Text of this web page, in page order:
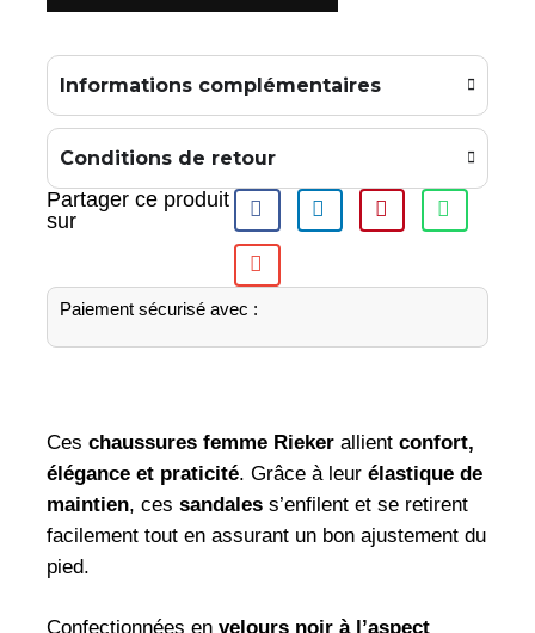
Informations complémentaires
Conditions de retour
Partager ce produit
sur
Paiement sécurisé avec :
Ces chaussures femme Rieker allient confort,
élégance et praticité. Grâce à leur élastique de
maintien, ces sandales s’enfilent et se retirent
facilement tout en assurant un bon ajustement du
pied.
Confectionnées en velours noir à l’aspect